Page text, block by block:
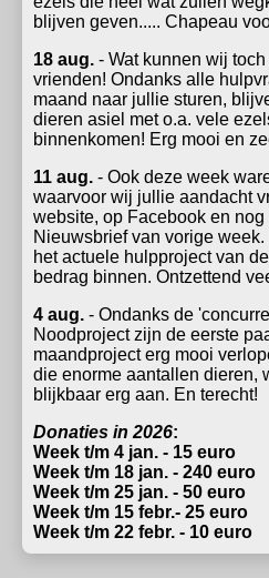
blijven geven..... Chapeau
18 aug. - Wat kunnen wij
vrienden! Ondanks alle
maand naar jullie sturen,
dieren asiel met o.a. vele
binnenkomen! Erg mooi en
11 aug. - Ook deze week
waarvoor wij jullie aandacht
website, op Facebook en nog
Nieuwsbrief van vorige
het actuele hulpproject van
bedrag binnen. Ontzettend
4 aug. - Ondanks de
Noodproject zijn de eerste
maandproject erg mooi
die enorme aantallen dieren,
blijkbaar erg aan. En terecht!
Donaties in 2026:
Week t/m 4 jan. - 15 euro
Week t/m 18 jan. - 240 euro
Week t/m 25 jan. - 50 euro
Week t/m 15 febr.- 25 euro
Week t/m 22 febr. - 10 euro